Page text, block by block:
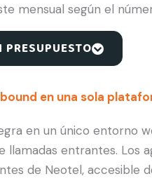
mensual según el
en una sola
en un único entorno
llamadas entrantes. Los
de Neotel, accesible